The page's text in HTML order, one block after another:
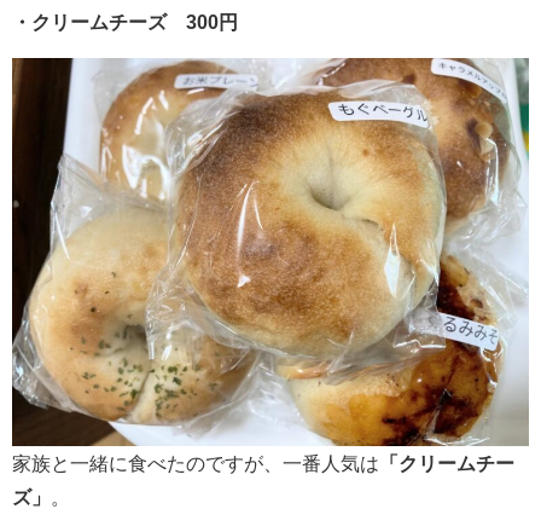
・クリームチーズ 300円
家族と一緒に食べたのですが、一番人気は 「クリームチー
ズ」
。